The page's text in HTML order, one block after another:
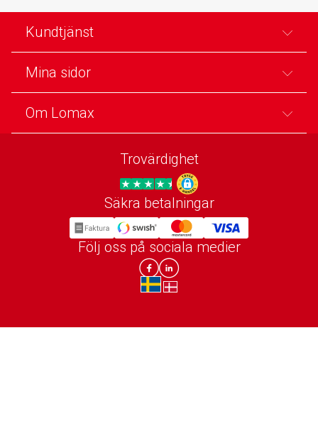
Kundtjänst
Mina sidor
Om Lomax
Trovärdighet
Trygg E-handel
Säkra betalningar
Följ oss på sociala medier
Lomax DK Facebook
Lomax SE LinkIn
sv-SEda-DK